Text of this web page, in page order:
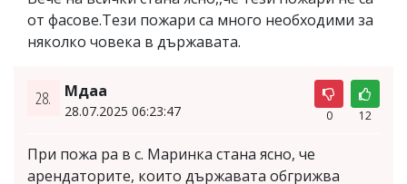
от фасове.Тези пожари са много необходими за
няколко човека в държавата.
28. Mдaa
28.07.2025 06:23:47 0 12
При пожа ра в с. Маринка стана ясно, че
арендаторите, които държавата обгрижва